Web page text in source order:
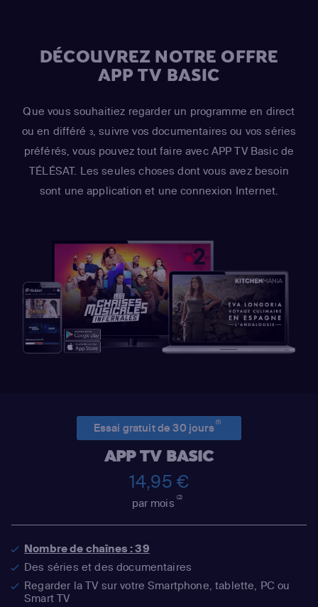
DÉCOUVREZ NOTRE OFFRE
APP TV BASIC
Que vous souhaitiez regarder un programme en direct
ou en différé 3, suivre vos documentaires ou vos séries
préférés, vous pouvez tout faire avec APP TV Basic de
TÉLÉSAT. Les seules choses dont vous avez besoin
sont une application et une connexion Internet.
Essai gratuit de 30 jours(1)
APP TV BASIC
14,95 €
par mois(2)
Nombre de chaînes : 39
Des séries et des documentaires
Regarder la TV sur votre Smartphone, tablette, PC ou
Smart TV